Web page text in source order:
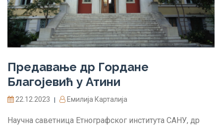
Предавање др Горданe
Благојевић у Атини
22.12.2023 Емилија Карталија
Научна саветница Етнографског института САНУ, др